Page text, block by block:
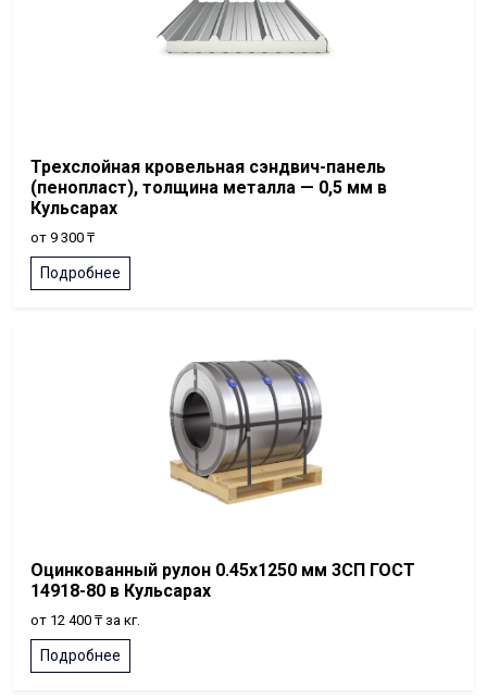
Трехслойная кровельная сэндвич-панель
(пенопласт), толщина металла — 0,5 мм в
Кульсарах
от 9 300 ₸
Подробнее
Оцинкованный рулон 0.45x1250 мм 3СП ГОСТ
14918-80 в Кульсарах
от 12 400 ₸ за кг.
Подробнее